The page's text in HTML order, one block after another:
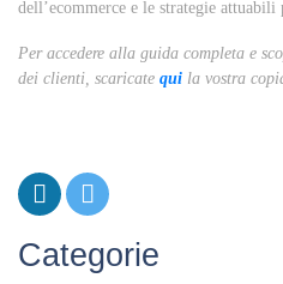
dell’ecommerce e le strategie
Per accedere alla guida completa e
dei clienti, scaricate qui la vostra
Categorie